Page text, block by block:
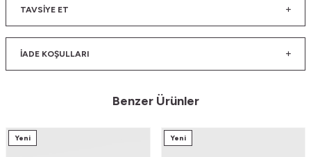
TAVSIYE ET
İADE KOŞULLARI
Benzer Ürünler
Yeni Yeni